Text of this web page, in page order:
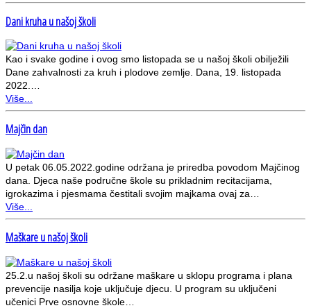
Dani kruha u našoj školi
Kao i svake godine i ovog smo listopada se u našoj školi obilježili
Dane zahvalnosti za kruh i plodove zemlje. Dana, 19. listopada
2022.…
Više...
Majčin dan
U petak 06.05.2022.godine održana je priredba povodom Majčinog
dana. Djeca naše područne škole su prikladnim recitacijama,
igrokazima i pjesmama čestitali svojim majkama ovaj za…
Više...
Maškare u našoj školi
25.2.u našoj školi su održane maškare u sklopu programa i plana
prevencije nasilja koje uključuje djecu. U program su uključeni
učenici Prve osnovne škole…